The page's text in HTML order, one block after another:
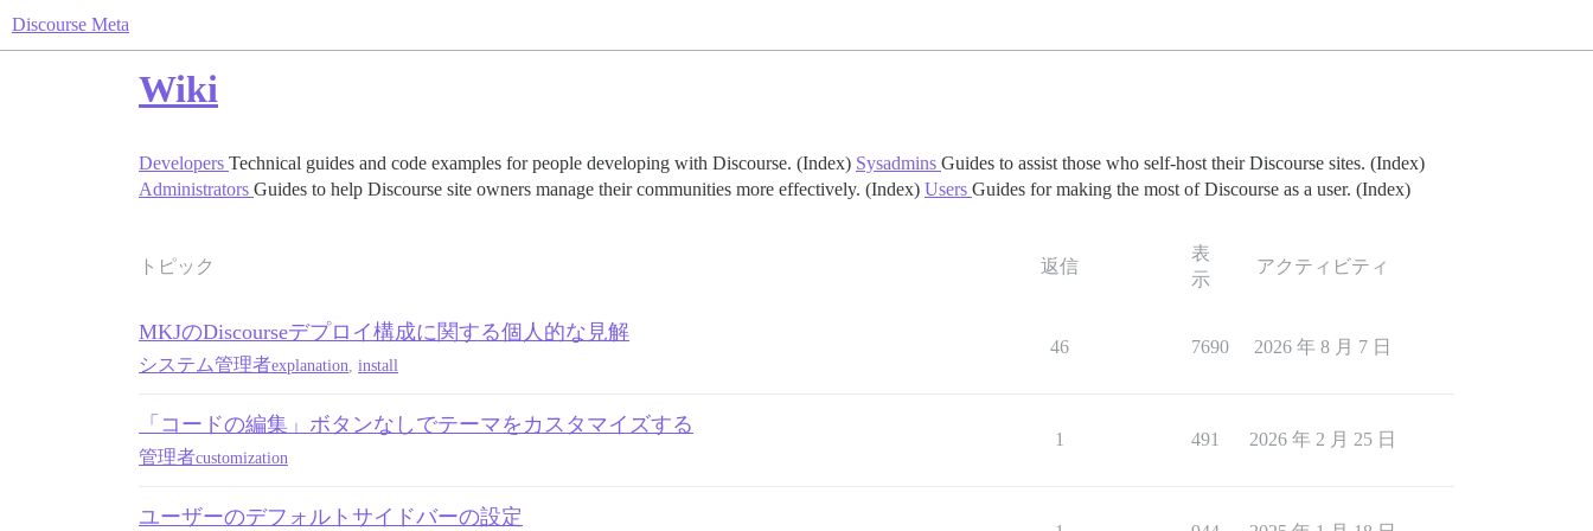
Discourse Meta
Wiki
Developers Technical guides and code examples for people developing with Discourse. (Index) Sysadmins Guides to assist those who self-host their Discourse sites. (Index)
Administrators Guides to help Discourse site owners manage their communities more effectively. (Index) Users Guides for making the most of Discourse as a user. (Index)
トピック 返信
表
示
アクティビティ
MKJのDiscourseデプロイ構成に関する個人的な見解
システム管理者explanation install
46 7690 2026 年 8 月 7 日
「コードの編集」ボタンなしでテーマをカスタマイズする
管理者customization
1 491 2026 年 2 月 25 日
ユーザーのデフォルトサイドバーの設定